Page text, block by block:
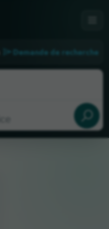
Demande de recherche